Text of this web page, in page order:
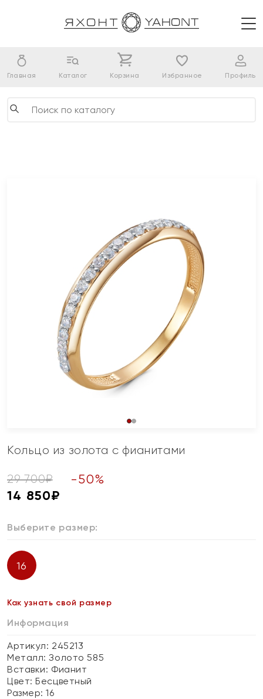
Главная Каталог Корзина Избранное Профиль
Кольцо из золота с фианитами
29 700₽ -50%
14 850₽
Выберите размер:
16
Как узнать свой размер
Информация
Артикул: 245213
Металл:Золото 585
Вставки: Фианит
Цвет:Бесцветный
Размер:16